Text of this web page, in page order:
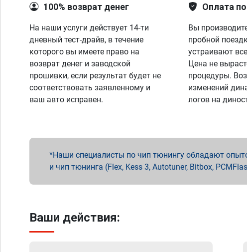
100% возврат денег
На наши услуги действует 14-ти
дневный тест-драйв, в течение
которого вы имеете право на
возврат денег и заводской
прошивки, если результат будет не
соответствовать заявленному и
ваш авто исправен.
Оплата
Вы
пробной
устраивают
Цена не
процедуры.
изменений
логов на
Наши специалисты по чип тюнингу обладают
и чип тюнинга (Flex, Kess 3, Autotuner, Bitbox,
Ваши действия: